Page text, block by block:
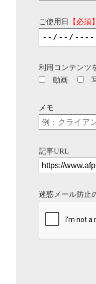
ご使用日 【必須】
利用コンテンツ
動画
メモ
記事URL
迷惑メール防止